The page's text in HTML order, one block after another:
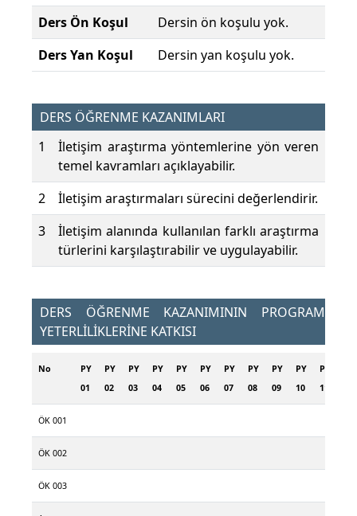
Ders Ön Koşul
Dersin ön koşulu yok.
Ders Yan Koşul
Dersin yan koşulu yok.
DERS ÖĞRENME KAZANIMLARI
1
İletişim araştırma yöntemlerine yön veren
temel kavramları açıklayabilir.
2
İletişim araştırmaları sürecini değerlendirir.
3
İletişim alanında kullanılan farklı araştırma
türlerini karşılaştırabilir ve uygulayabilir.
DERS ÖĞRENME KAZANIMININ PROGRAM
YETERLİLİKLERİNE KATKISI
No
PY
01
PY
02
PY
03
PY
04
PY
05
PY
06
PY
07
PY
08
PY
09
PY
10
PY
11
ÖK 001
ÖK 002
ÖK 003